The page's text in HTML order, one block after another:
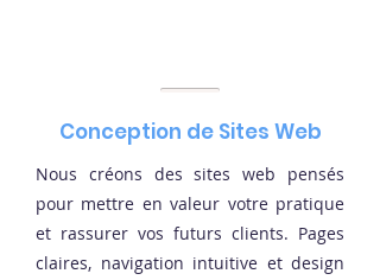
Conception de Sites Web
Nous créons des sites web pensés
pour mettre en valeur votre pratique
et rassurer vos futurs clients. Pages
claires, navigation intuitive et design